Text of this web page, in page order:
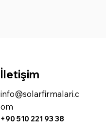
İletişim
info@solarfirmalari.c
om
+90 510 221 93 38